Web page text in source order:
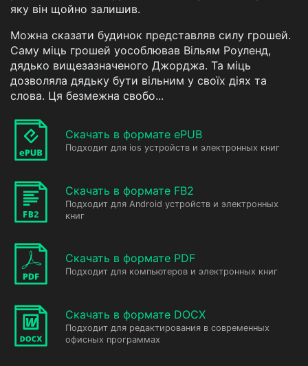
яку він щойно залишив.
Можна сказати будинок представляв силу грошей.
Саму міць грошей уособлював Вільям Роуленд,
дядько вищезазначеного Джорджа. Та міць
дозволяла дядьку бути вільним у своїх діях та
слова. Ця безмежна свобо...
Скачать в формате ePUB
Подходит для ios устройств и электронных книг
Скачать в формате FB2
Подходит для Android устройств и электронных
книг
Скачать в формате PDF
Подходит для компьютеров и электронных книг
Скачать в формате DOCX
Подходит для редактирования в современных
офисных программах